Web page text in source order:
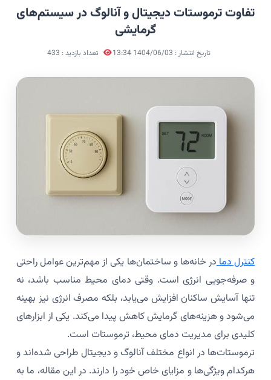
تفاوت ترموستات دیجیتال و آنالوگ در سیستم‌های
گرمایشی
تاریخ انتشار : 1404/06/03 13:34 تعداد بازدید : 433
کنترل دمادر خانه‌ها و ساختمان‌ها یکی از مهم‌ترین عوامل راحتی
و صرفه‌جویی انرژی است. وقتی دمای محیط مناسب باشد، نه
تنها آسایش ساکنان افزایش می‌یابد، بلکه مصرف انرژی نیز بهینه
می‌شود و هزینه‌های گرمایش کاهش پیدا می‌کند. یکی از ابزارهای
کلیدی برای مدیریت دمای محیط، ترموستات است.
ترموستات‌ها در انواع مختلف آنالوگ و دیجیتال طراحی شده‌اند و
هرکدام ویژگی‌ها و مزایای خاص خود را دارند. در این مقاله، ما به